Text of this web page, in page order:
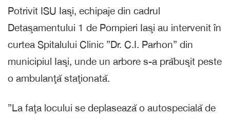
Potrivit ISU Iaşi, echipaje din cadrul
Detaşamentului 1 de Pompieri Iaşi au intervenit în
curtea Spitalului Clinic ”Dr. C.I. Parhon” din
municipiul Iaşi, unde un arbore s-a prăbuşit peste
o ambulanţă staţionată.
”La faţa locului se deplasează o autospecială de